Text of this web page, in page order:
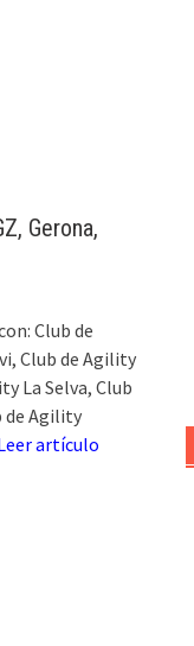
Gerona,
Club de
Club de Agility
La Selva, Club
de Agility
artículo